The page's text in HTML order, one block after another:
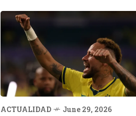
ACTUALIDAD June 29, 2026